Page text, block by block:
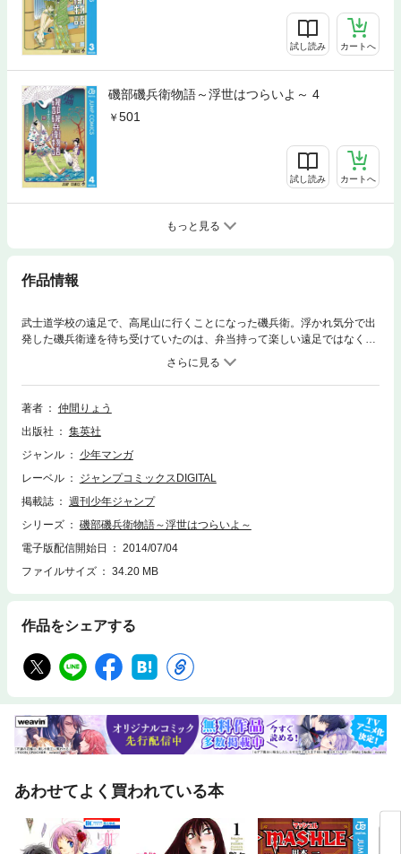
試し読み カートへ
磯部磯兵衛物語～浮世はつらいよ～ 4
501
試し読み カートへ
もっと見る
作品情報
武士道学校の遠足で、高尾山に行くことになった磯兵衛。浮かれ気分で出
発した磯兵衛達を待ち受けていたのは、弁当持って楽しい遠足ではなく、
弁当奪われ地獄の修業だった！ ぐだぐだ浮世絵戯言（ギャグ）第3巻で
候。 【同時収録】『磯部磯兵衛物語』番外編4本
著者
仲間りょう
出版社
集英社
ジャンル
少年マンガ
レーベル
ジャンプコミックスDIGITAL
掲載誌
週刊少年ジャンプ
シリーズ
磯部磯兵衛物語～浮世はつらいよ～
電子版配信開始日
2014/07/04
ファイルサイズ
34.20 MB
作品をシェアする
あわせてよく買われている本